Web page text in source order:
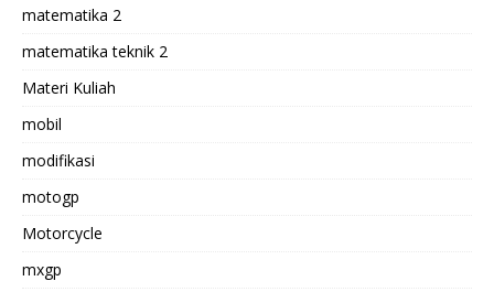
matematika 2
matematika teknik 2
Materi Kuliah
mobil
modifikasi
motogp
Motorcycle
mxgp